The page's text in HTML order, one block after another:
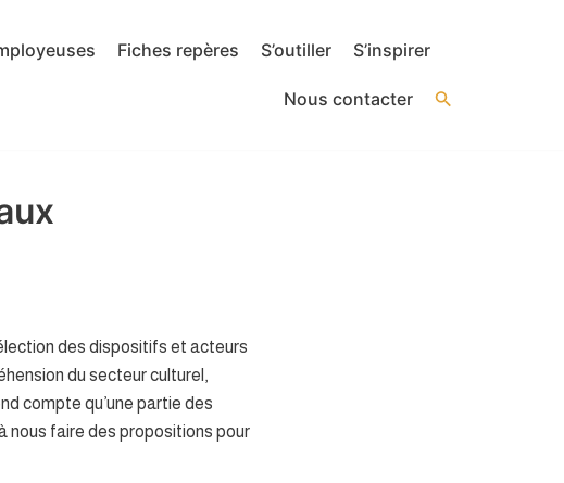
Fiches repères S’outiller S’inspirer
Nous contacter
des dispositifs et acteurs
du secteur culturel,
compte qu’une partie des
nous faire des propositions pour